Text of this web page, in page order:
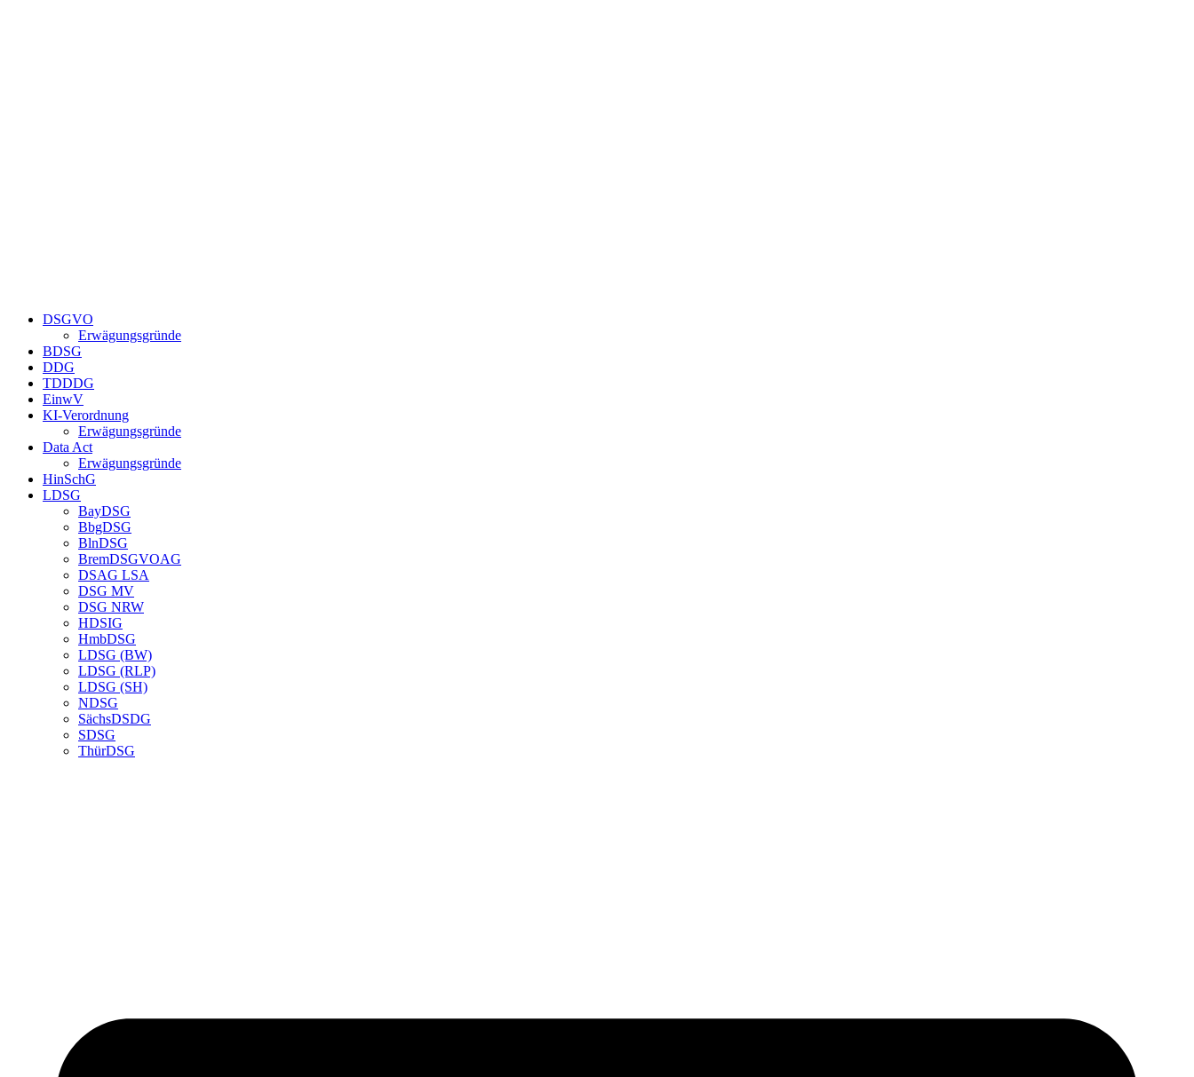
DSGVO
Erwägungsgründe
BDSG
DDG
TDDDG
EinwV
KI-Verordnung
Erwägungsgründe
Data Act
Erwägungsgründe
HinSchG
LDSG
BayDSG
BbgDSG
BlnDSG
BremDSGVOAG
DSAG LSA
DSG MV
DSG NRW
HDSIG
HmbDSG
LDSG (BW)
LDSG (RLP)
LDSG (SH)
NDSG
SächsDSDG
SDSG
ThürDSG